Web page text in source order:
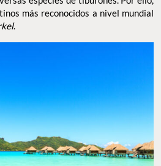
más reconocidos a nivel mundial
.